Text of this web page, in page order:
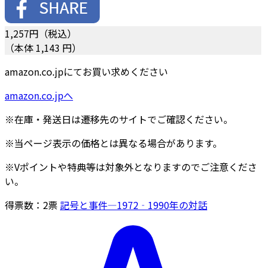
1,257円（税込）
（本体 1,143 円）
amazon.co.jpにてお買い求めください
amazon.co.jpへ
※在庫・発送日は遷移先のサイトでご確認ください。
※当ページ表示の価格とは異なる場合があります。
※Vポイントや特典等は対象外となりますのでご注意くださ
い。
得票数： 2票記号と事件―1972‐1990年の対話